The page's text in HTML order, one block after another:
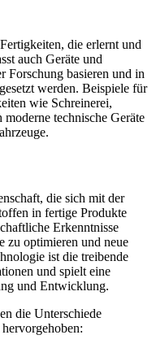
die erlernt und
auch Geräte und
Forschung basieren und in
werden. Beispiele für
wie Schreinerei,
technische Geräte
die sich mit der
in fertige Produkte
Erkenntnisse
zu optimieren und neue
ist die treibende
und spielt eine
und Entwicklung.
die Unterschiede